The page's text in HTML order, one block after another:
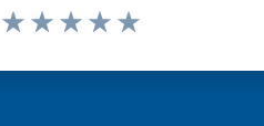
Valuta da 1 a 5 stelle la pagina